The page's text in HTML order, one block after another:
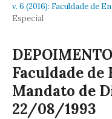
v. 6 (2016): Faculdade de
Especial
Faculdade de
Mandato de
22/08/1993